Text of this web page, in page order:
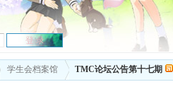
学生会档案馆 TMC论坛公告第十七期